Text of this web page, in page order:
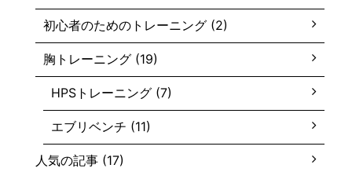
初心者のためのトレーニング (2)
胸トレーニング (19)
HPSトレーニング (7)
エブリベンチ (11)
人気の記事 (17)